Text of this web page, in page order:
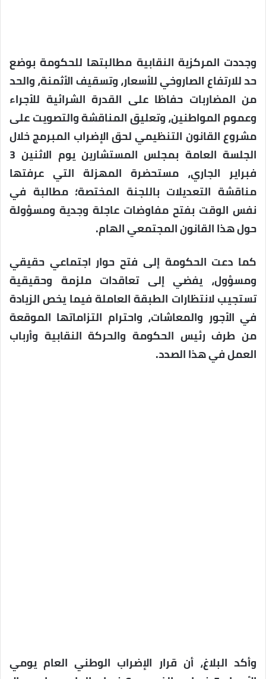
وجددت المركزية النقابية مطالبتها للحكومة بوضع
حد للارتفاع الصاروخي للأسعار، وتسقيف الأثمنة، والحد
من المضاربات حفاظا على القدرة الشرائية للأجراء
وعموم المواطنين، وتعليق المناقشة والتصويت على
مشروع القانون التنظيمي لحق الإضراب المبرمج خلال
الجلسة العامة بمجلس المستشارين يوم الاثنين 3
فبراير الجاري، مستحضرة المهزلة التي عرفتها
مناقشة التعديلات باللجنة المختصة؛ مطالبة في
نفس الوقت بفتح مفاوضات عاجلة وجدية ومسؤولة
حول هذا القانون المجتمعي الهام.
كما دعت الحكومة إلى فتح حوار اجتماعي حقيقي
ومسؤول، يفضي إلى تعاقدات ملزمة وحقيقية
تستجيب لانتظارات الطبقة العاملة فيما يخص الزيادة
في الأجور والمعاشات، واحترام التزاماتها الموقعة
من طرف رئيس الحكومة والحركة النقابية وأرباب
العمل في هذا الصدد.
وأكد البلاغ، أن قرار الإضراب الوطني العام يومي